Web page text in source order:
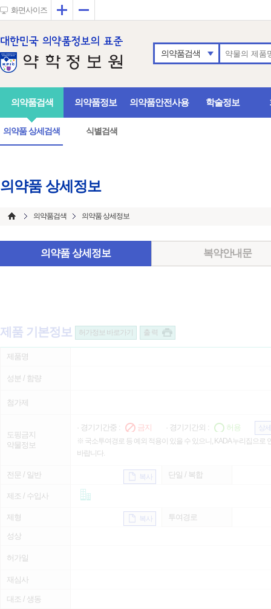
화면사이즈 확대
의약품검색
의약품검색
의약품 상세검색 식별검색
의약품정보 의약품안전사용 학술정보
의약품 상세정보
의약품검색 의약품 상세정보
의약품 상세정보 복약안내문
제품 기본정보 허가정보 바로가기 출 력
제품명
성분 / 함량
첨가제
도핑금지
약물정보
· 경기기간중 : 금지 · 경기기간외 : 허용
상
※ 국소투여경로 등 예외 적용이 있을 수 있으니, KADA 누리집으로
바랍니다.
전문 / 일반 복사 단일 / 복합
제조 / 수입사
제형 복사 투여경로
성상
허가일
재심사
대조 / 생동